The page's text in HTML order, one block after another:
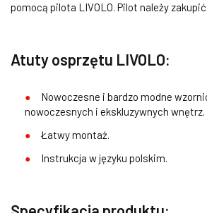
pomocą pilota LIVOLO. Pilot należy
Atuty osprzętu LIVOLO:
Nowoczesne i bardzo modne
nowoczesnych i ekskluzywnych wnętrz.
Łatwy montaż.
Instrukcja w języku polskim.